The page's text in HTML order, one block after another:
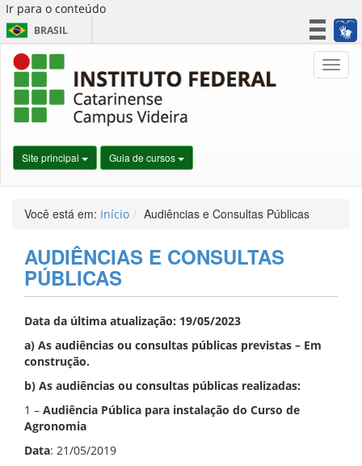
Ir para o conteúdo
BRASIL
Simplifique!
Site principal Guia de cursos
Você está em: Início Audiências e Consultas Públicas
AUDIÊNCIAS E CONSULTAS
PÚBLICAS
Data da última atualização: 19/05/2023
a) As audiências ou consultas públicas previstas – Em
construção.
b) As audiências ou consultas públicas realizadas:
1 – Audiência Pública para instalação do Curso de
Agronomia
Data: 21/05/2019